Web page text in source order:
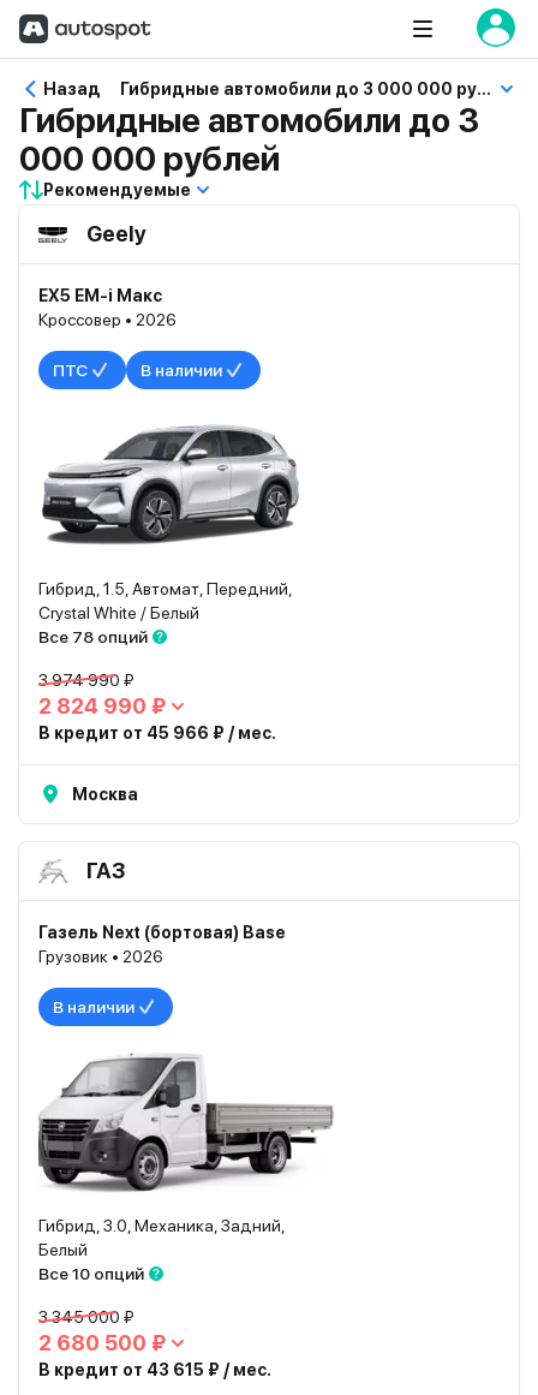
Назад Гибридные автомобили до 3 000 000 рублей
Гибридные автомобили до 3
000 000 рублей
Рекомендуемые
Geely
EX5 EM-i Макс
Кроссовер • 2026
ПТС В наличии
Гибрид, 1.5, Автомат, Передний,
Crystal White / Белый
Все 78 опций
3 974 990 ₽
2 824 990 ₽
В кредит от 45 966 ₽ / мес.
Москва
ГАЗ
Газель Next (бортовая) Base
Грузовик • 2026
В наличии
Гибрид, 3.0, Механика, Задний,
Белый
Все 10 опций
3 345 000 ₽
2 680 500 ₽
В кредит от 43 615 ₽ / мес.